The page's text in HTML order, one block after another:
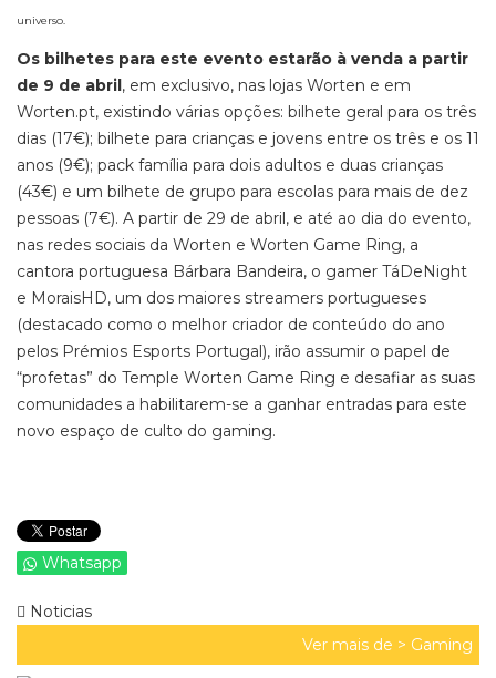
universo.
Os bilhetes para este evento estarão à venda a partir
de 9 de abril, em exclusivo, nas lojas Worten e em
Worten.pt, existindo várias opções: bilhete geral para os três
dias (17€); bilhete para crianças e jovens entre os três e os 11
anos (9€); pack família para dois adultos e duas crianças
(43€) e um bilhete de grupo para escolas para mais de dez
pessoas (7€). A partir de 29 de abril, e até ao dia do evento,
nas redes sociais da Worten e Worten Game Ring, a
cantora portuguesa Bárbara Bandeira, o gamer TáDeNight
e MoraisHD, um dos maiores streamers portugueses
(destacado como o melhor criador de conteúdo do ano
pelos Prémios Esports Portugal), irão assumir o papel de
“profetas” do Temple Worten Game Ring e desafiar as suas
comunidades a habilitarem-se a ganhar entradas para este
novo espaço de culto do gaming.
Whatsapp
Noticias
Ver mais de > Gaming